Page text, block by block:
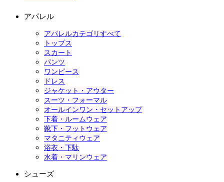
アパレル
アパレルカテゴリすべて
トップス
スカート
パンツ
ワンピース
ドレス
ジャケット・アウター
スーツ・フォーマル
オールインワン・セットアップ
下着・ルームウェア
靴下・フットウェア
マタニティウェア
浴衣・下駄
水着・マリンウェア
シューズ